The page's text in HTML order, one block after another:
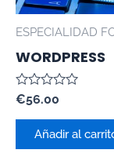
ESPECIALIDAD
WORDPRESS
Valorado
con
0
€56.00
Añadir al